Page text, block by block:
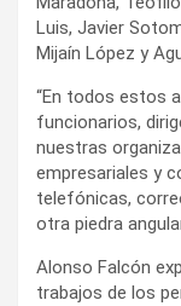
Luis, Javier
Mijaín López y
“En todos estos
funcionarios,
nuestras
empresariales y
telefónicas,
otra piedra
Alonso Falcón
trabajos de los